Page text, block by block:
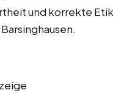
und korrekte